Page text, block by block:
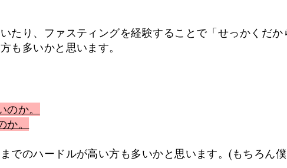
たり、ファスティングを経験することで「せっかくだ
も多いかと思います。
か。
。
でのハードルが高い方も多いかと思います。(もちろん